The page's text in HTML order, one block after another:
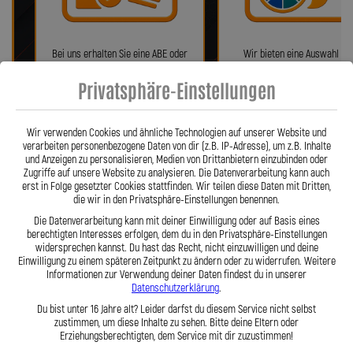
Bei uns erhalten Sie eine ABE oder
notwendig)!
Wir bieten eine Auswahl
Fragen? Unser Team ist täglich per
Telefon oder Mail für Sie da.
Einfache Montage dank
und 360° verdrehbarer
Präzision in Zahlen: Unsere technischen
Privatsphäre-Einstellungen
Wir verwenden Cookies und ähnliche Technologien auf unserer Website und
verarbeiten personenbezogene Daten von dir (z.B. IP-Adresse), um z.B. Inhalte
und Anzeigen zu personalisieren, Medien von Drittanbietern einzubinden oder
Zugriffe auf unsere Website zu analysieren. Die Datenverarbeitung kann auch
erst in Folge gesetzter Cookies stattfinden. Wir teilen diese Daten mit Dritten,
die wir in den Privatsphäre-Einstellungen benennen.
Die Datenverarbeitung kann mit deiner Einwilligung oder auf Basis eines
berechtigten Interesses erfolgen, dem du in den Privatsphäre-Einstellungen
widersprechen kannst. Du hast das Recht, nicht einzuwilligen und deine
Einwilligung zu einem späteren Zeitpunkt zu ändern oder zu widerrufen. Weitere
Informationen zur Verwendung deiner Daten findest du in unserer
Datenschutzerklärung.
Du bist unter 16 Jahre alt? Leider darfst du diesem Service nicht selbst
zustimmen, um diese Inhalte zu sehen. Bitte deine Eltern oder
Erziehungsberechtigten, dem Service mit dir zuzustimmen!